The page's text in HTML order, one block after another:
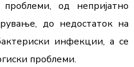
од непријатно
до недостаток на
инфекции, а се
проблеми.